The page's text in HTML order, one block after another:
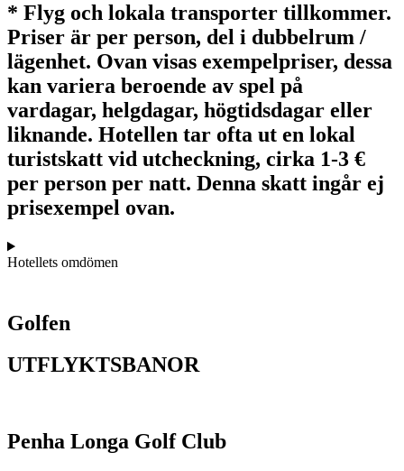
* Flyg och lokala transporter tillkommer.
Priser är per person, del i dubbelrum /
lägenhet. Ovan visas exempelpriser, dessa
kan variera beroende av spel på
vardagar, helgdagar, högtidsdagar eller
liknande. Hotellen tar ofta ut en lokal
turistskatt vid utcheckning, cirka 1-3 €
per person per natt. Denna skatt ingår ej
prisexempel ovan.
Hotellets omdömen
Golfen
UTFLYKTSBANOR
Penha Longa Golf Club